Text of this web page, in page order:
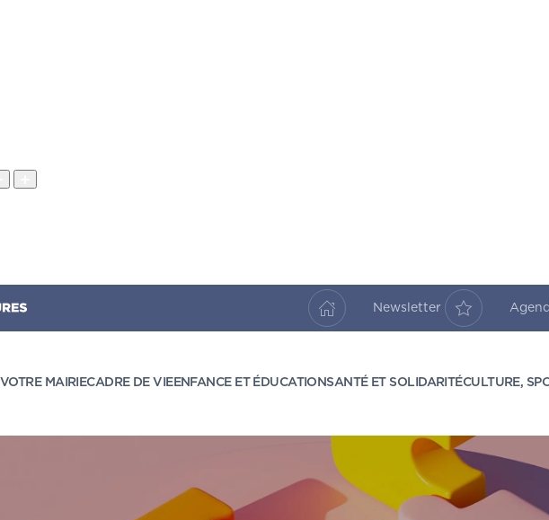
Newsletter
VOTRE MAIRIECADRE DE VIEENFANCE ET ÉDUCATIONSANTÉ ET SOLIDARITÉCULTURE,